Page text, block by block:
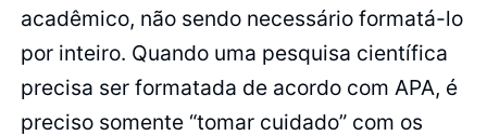
acadêmico, não sendo necessário formatá-lo
por inteiro. Quando uma pesquisa científica
precisa ser formatada de acordo com APA, é
preciso somente “tomar cuidado” com os